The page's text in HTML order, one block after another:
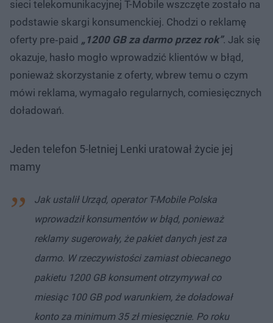
sieci telekomunikacyjnej T-Mobile wszczęte zostało na
podstawie skargi konsumenckiej. Chodzi o reklamę
oferty pre‑paid „1200 GB za darmo przez rok”. Jak się
okazuje, hasło mogło wprowadzić klientów w błąd,
ponieważ skorzystanie z oferty, wbrew temu o czym
mówi reklama, wymagało regularnych, comiesięcznych
doładowań.
Jeden telefon 5-letniej Lenki uratował życie jej
mamy
Jak ustalił Urząd, operator T-Mobile Polska
wprowadził konsumentów w błąd, ponieważ
reklamy sugerowały, że pakiet danych jest za
darmo. W rzeczywistości zamiast obiecanego
pakietu 1200 GB konsument otrzymywał co
miesiąc 100 GB pod warunkiem, że doładował
konto za minimum 35 zł miesięcznie. Po roku